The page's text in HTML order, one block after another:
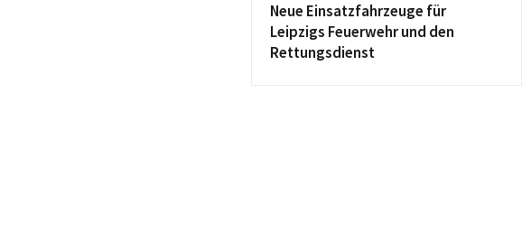
Neue Einsatzfahrzeuge für
Leipzigs Feuerwehr und den
Rettungsdienst